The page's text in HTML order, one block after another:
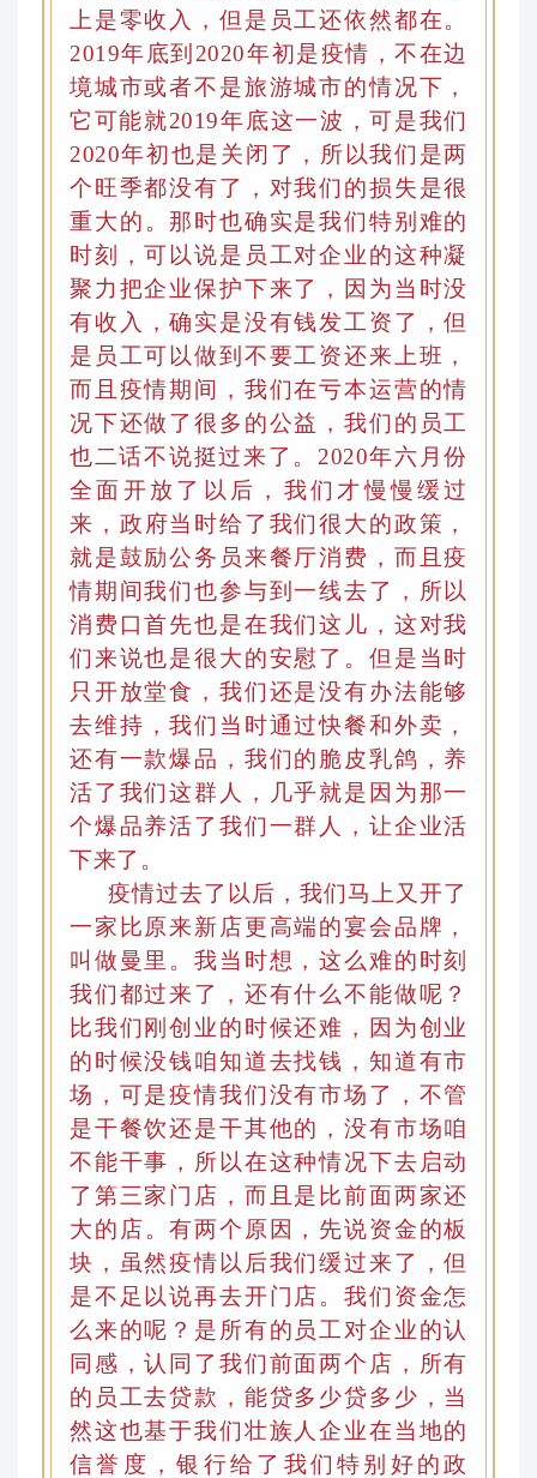
上是零收入，但是员工还依然都在。
2019年底到2020年初是疫情 ，不在边
境城市或者不是旅游城市的情况下，
它可能就2019年底这一波 ，可是我们
2020年初也是关闭了，所以我们是两
个旺季都没有了，对我们的损失是很
重大的 。 那时也确实是我们特别难的
时刻，可以说是员工对企业的这种凝
聚力把企业保护下来了
，
因为当时没
有收入
，确实是没有钱发工资了，但
是员工可以做到不要工资还来上班，
而且疫情期间
， 我们在亏本运营的情
况下还做了很多的公益 ，我们的员工
也二话不说挺过来了。2020年六月份
全面开放了以后 ， 我们才慢慢缓过
来 ， 政府当时给了我们很大的政策，
就是鼓励公务员来餐厅消费，而且疫
情期间我们也参与到一线去了
， 所以
消费口首先也是在我们这儿 ， 这对我
们来说也是很大的安慰了。但是当时
只开放堂食，我们还是没有办法能够
去维持 ，我们当时通过快餐和外卖 ，
还有一款爆品 ， 我们的脆皮乳鸽，养
活了我们这群人
，
几乎就是因为那一
个爆品养活了我们一群人
， 让企业活
下来了。
疫情过去了以后，我们马上又开了
一家比原来新店更高端的宴会品牌，
叫做曼里。我当时想，这么难的时刻
我们都过来了，还有什么不能做呢？
比我们刚创业的时候还难 ，
因为创业
的时候没钱咱知道去找钱，知道有市
场，可是疫情我们没有市场了，不管
是干餐饮还是干其他的 ，没有市场咱
不能干事 ， 所以在这种情况下去启动
了第三家门店，而且是比前面两家还
大的店。有两个原因，先说资金的板
块，虽然疫情以后我们缓过来了，但
是不足以说再去开门店。我们资金怎
么来的呢？是所有的员工对企业的认
同感 ，认同了我们前面两个店 ， 所有
的员工去贷款，能贷多少贷多少 ， 当
然这也基于我们壮族人企业在当地的
信誉度，银行给了我们特别好的政